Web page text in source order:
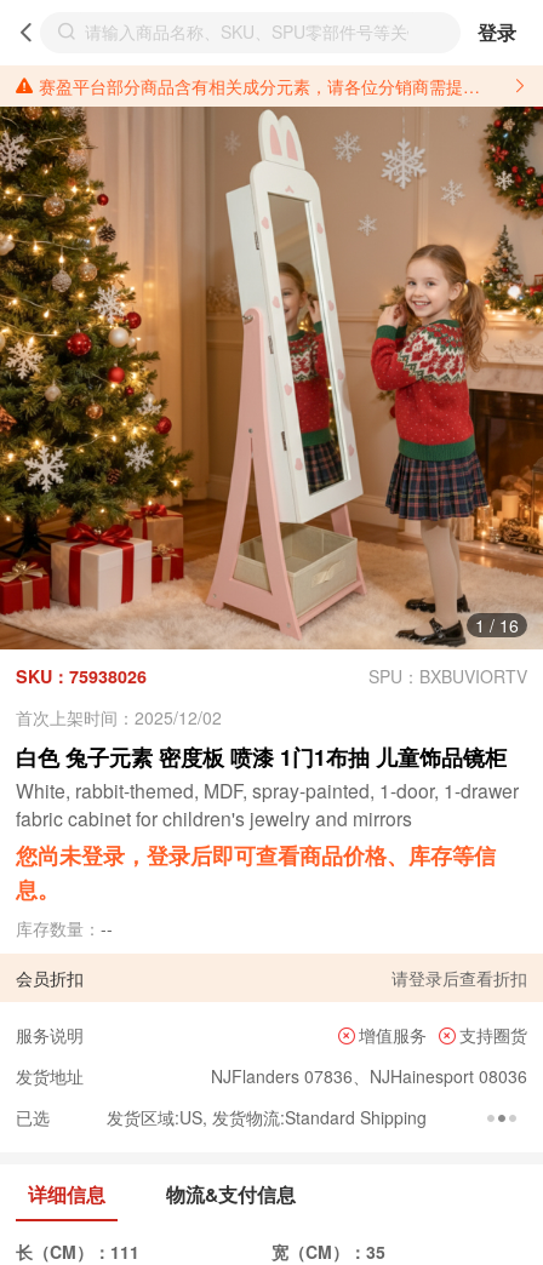
登录
赛盈平台部分商品含有相关成分元素，请各位分销商需提前了解产品材质情况，并针对其做好相关的风险把控，以免造成不必要的损失。 *美国加州65法案进一步规定了对于仅包含致癌物质，仅包含致生殖毒性物质，同时包含致癌物质和致生殖毒性物质，亦或是包含某一物质即为致癌物质又为致生殖毒性物质的产品的警示标语要求。 *新法案提供的警示标语修订并不是强制实施的，其只是避免昂贵诉讼的一种有效的方法。只要企业在保证其使用的另外的警示标语是“清晰和合理”并符合加州65法案要求的，那也是可以被接受的。*请充分了解第三方销售平台对商品上架规要求，并根据对应平台规则调整相关商品信息后进行上架，以免造成您不必要损失。 汽配产品上架注意事项： 不同第三方平台对于适配车型等信息的填写要求各有不同。例如：亚马逊明确禁止在产品标题、卖点和描述中直接使用适配车型的年份、品牌和型号信息；请您仔细研究并熟悉所销售平台关于汽配产品上架销售的具体规则，如果因上架的汽配产品信息填写不符合所销售平台要求，产生违规/侵权等问题所造成的损失需您自行承担。
1 / 16
SKU：75938026
SPU：BXBUVIORTV
首次上架时间：2025/12/02
白色 兔子元素 密度板 喷漆 1门1布抽 儿童饰品镜柜
White, rabbit-themed, MDF, spray-painted, 1-door, 1-drawer
fabric cabinet for children's jewelry and mirrors
您尚未登录，登录后即可查看商品价格、库存等信
息。
库存数量：--
会员折扣 请登录后查看折扣
服务说明 增值服务
支持圈货
发货地址
NJFlanders 07836、NJHainesport 08036
已选
发货区域:US, 发货物流:Standard Shipping
详细信息 物流&支付信息
长（CM）： 111 宽（CM）： 35